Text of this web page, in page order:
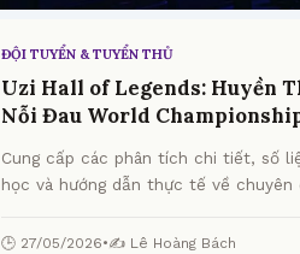
ĐỘI TUYỂN & TUYỂN THỦ
Uzi Hall of Legends: Huyền
Nỗi Đau World
Cung cấp các phân tích chi tiết, số
học và hướng dẫn thực tế về chuyên
World Championship từ chuyên gia.
🕒 27/05/2026•✍️ Lê Hoàng Bách